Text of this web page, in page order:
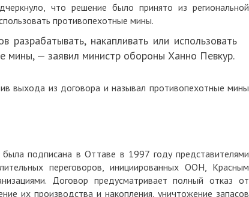
что решение было принято из региональной
противопехотные мины.
накапливать или использовать
мины, — заявил министр обороны Ханно Певкур.
выхода из договора и называл противопехотные мины
подписана в Оттаве в 1997 году представителями
переговоров, инициированных ООН, Красным
Договор предусматривает полный отказ от
их производства и накопления, уничтожение запасов